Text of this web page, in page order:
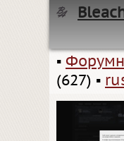
▪
(627) ▪